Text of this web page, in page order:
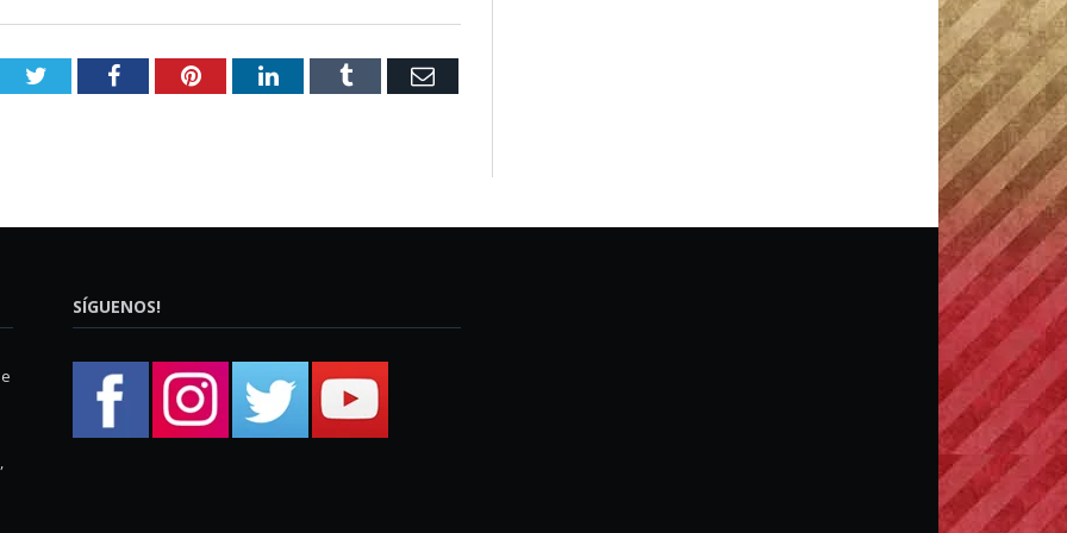
TwitterFacebookPinterestLinkedInTumblr Email
SÍGUENOS!